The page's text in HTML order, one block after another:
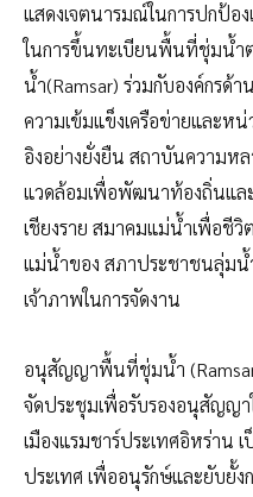
แสดงเจตนารมณ์ในการปกป้อ
ในการขึ้นทะเบียนพื้นที่ชุ่มน้
น้ำ(Ramsar) ร่วมกับองค์กรด้า
ความเข้มแข็งเครือข่ายและห
อิงอย่างยั่งยืน สถาบันความห
แวดล้อมเพื่อพัฒนาท้องถิ่นแล
เชียงราย สมาคมแม่น้ำเพื่อชี
แม่น้ำของ สภาประชาชนลุ่ม
เจ้าภาพในการจัดงาน
อนุสัญญาพื้นที่ชุ่มน้ำ (Ramsar
จัดประชุมเพื่อรับรองอนุสัญญ
เมืองแรมชาร์ประเทศอิหร่าน
ประเทศ เพื่ออนุรักษ์และยับยั้